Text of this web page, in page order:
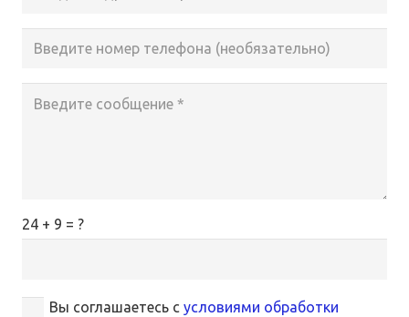
24 + 9 = ?
Вы соглашаетесь сусловиями обработки